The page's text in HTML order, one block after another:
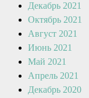
Декабрь 2021
Октябрь 2021
Август 2021
Июнь 2021
Май 2021
Апрель 2021
Декабрь 2020